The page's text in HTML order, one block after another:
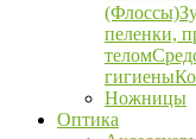
(Флоссы)
пеленки,
телом
гигиены
Ножницы
Оптика